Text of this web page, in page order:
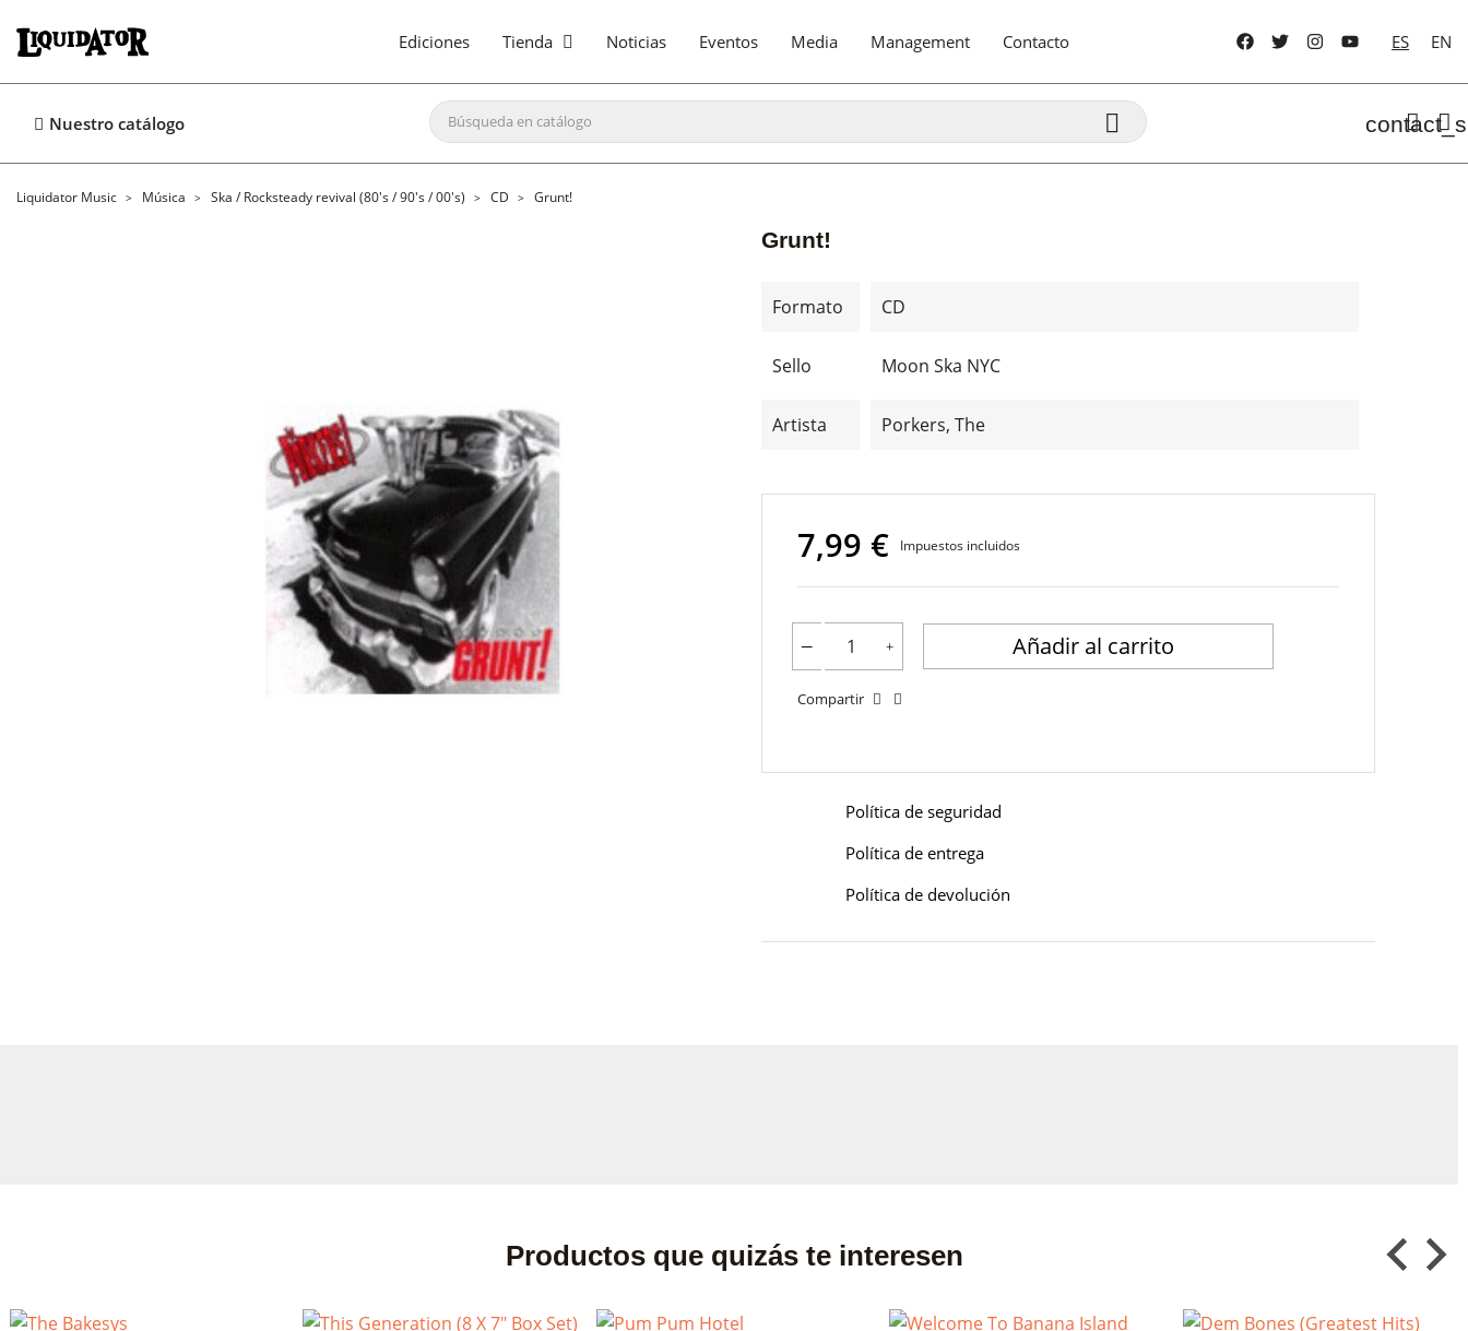
Ediciones Tienda Noticias Eventos Media Management Contacto ES EN
Nuestro catálogo 
Liquidator Music Música Ska / Rocksteady revival (80's / 90's / 00's) CD Grunt!
Grunt!
Formato CD
Sello Moon Ska NYC
Artista Porkers, The
7,99 € Impuestos incluidos
Añadir al carrito
Compartir
Política de seguridad
Política de entrega
Política de devolución
Productos que quizás te interesen